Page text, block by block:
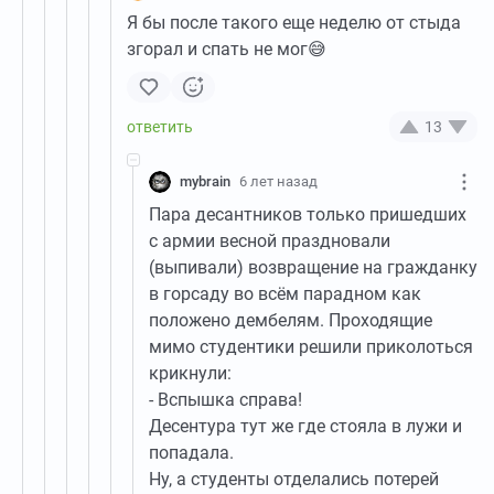
Я бы после такого еще неделю от стыда
згорал и спать не мог😅
13
mybrain 6 лет назад
Пара десантников только пришедших
с армии весной праздновали
(выпивали) возвращение на гражданку
в горсаду во всём парадном как
положено дембелям. Проходящие
мимо студентики решили приколоться
крикнули:
- Вспышка справа!
Десентура тут же где стояла в лужи и
попадала.
Ну, а студенты отделались потерей